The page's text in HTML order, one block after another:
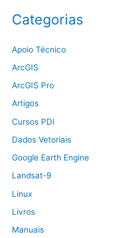
Categorias
Apoio Técnico
ArcGIS
ArcGIS Pro
Artigos
Cursos PDI
Dados Vetoriais
Google Earth Engine
Landsat-9
Linux
Livros
Manuais